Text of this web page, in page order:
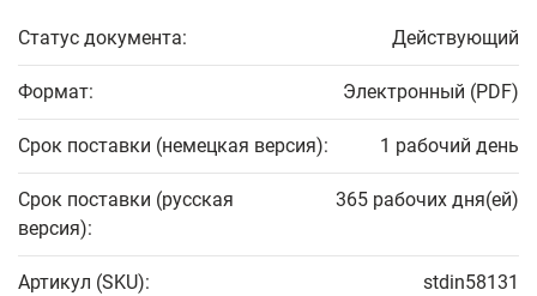
Статус документа: Действующий
Формат: Электронный (PDF)
Срок поставки (немецкая версия): 1 рабочий день
Срок поставки (русская
версия):
365 рабочих дня(ей)
Артикул (SKU): stdin58131